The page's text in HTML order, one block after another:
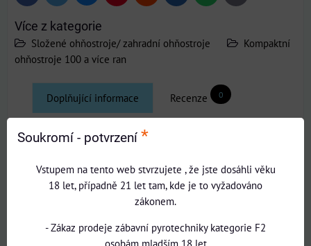
mail
Více z kategorie
Složené ohňostroje/ zahradní ohňostroje
Kompaktní
ohňostroje 100 a více ran
Doplňující informace Recenze 0
Diskuse
Počet ran:
Množství složí:
1.4G - SESTAVY DO 2000g
Soukromí - potvrzení *
Vstupem na tento web stvrzujete , že jste dosáhli věku
18 let, případně 21 let tam, kde je to vyžadováno
zákonem.
- Zákaz prodeje zábavní pyrotechniky kategorie F2
osobám mladším 18 let